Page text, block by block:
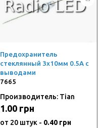
Предохранитель
стеклянный 3х10мм 0.5А с
выводами
7665
Производитель: Tian
1.00 грн
от 20 штук - 0.40 грн